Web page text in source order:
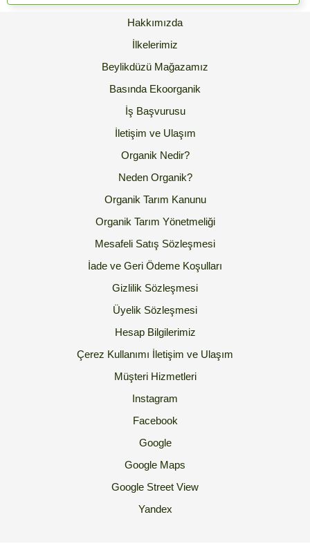
Hakkımızda
İlkelerimiz
Beylikdüzü Mağazamız
Basında Ekoorganik
İş Başvurusu
İletişim ve Ulaşım
Organik Nedir?
Neden Organik?
Organik Tarım Kanunu
Organik Tarım Yönetmeliği
Mesafeli Satış Sözleşmesi
İade ve Geri Ödeme Koşulları
Gizlilik Sözleşmesi
Üyelik Sözleşmesi
Hesap Bilgilerimiz
Çerez Kullanımı İletişim ve Ulaşım
Müşteri Hizmetleri
Instagram
Facebook
Google
Google Maps
Google Street View
Yandex